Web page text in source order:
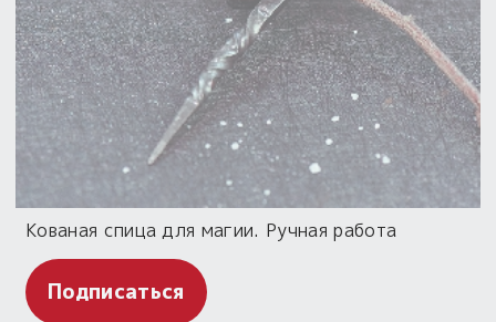
Кованая спица для магии. Ручная работа
Подписаться